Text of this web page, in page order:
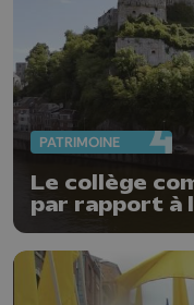
PATRIMOINE
Le collège
par rapport à